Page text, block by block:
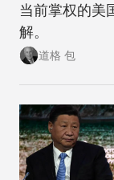
当前掌权的美
解。
道格 包